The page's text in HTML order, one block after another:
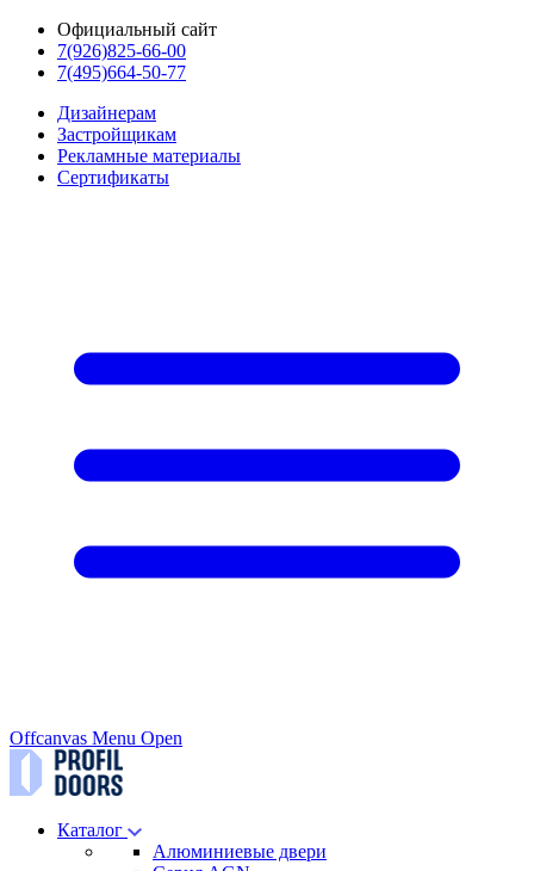
Официальный сайт
7(926)825-66-00
7(495)664-50-77
Дизайнерам
Застройщикам
Рекламные материалы
Сертификаты
Offcanvas Menu Open
Каталог
Алюминиевые двери